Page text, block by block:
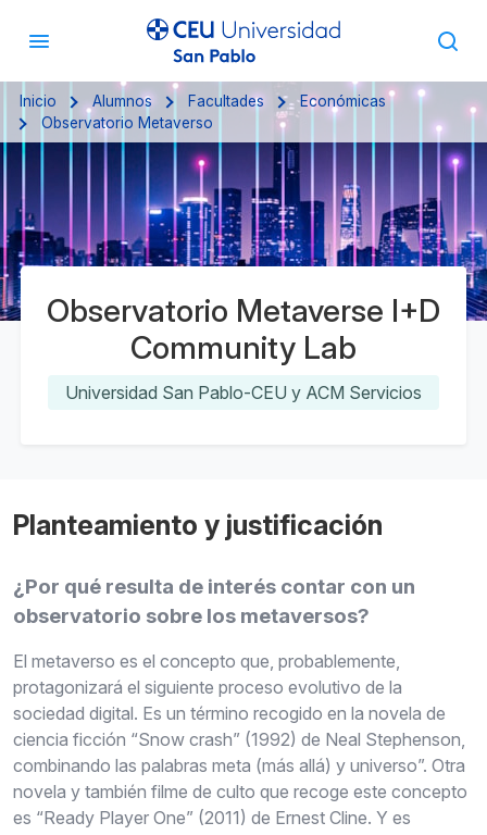
Inicio Alumnos Facultades
Económicas
Observatorio Metaverso
Observatorio Metaverse I+D
Community Lab
Universidad San Pablo-CEU y ACM Servicios
Planteamiento y justificación
¿Por qué resulta de interés contar con un
observatorio sobre los metaversos?
El metaverso es el concepto que, probablemente,
protagonizará el siguiente proceso evolutivo de la
sociedad digital. Es un término recogido en la novela de
ciencia ficción “Snow crash” (1992) de Neal Stephenson,
combinando las palabras meta (más allá) y universo”. Otra
novela y también filme de culto que recoge este concepto
es “Ready Player One” (2011) de Ernest Cline. Y es